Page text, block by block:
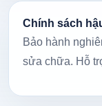
Chính sách
Bảo hành
sửa chữa. Hỗ